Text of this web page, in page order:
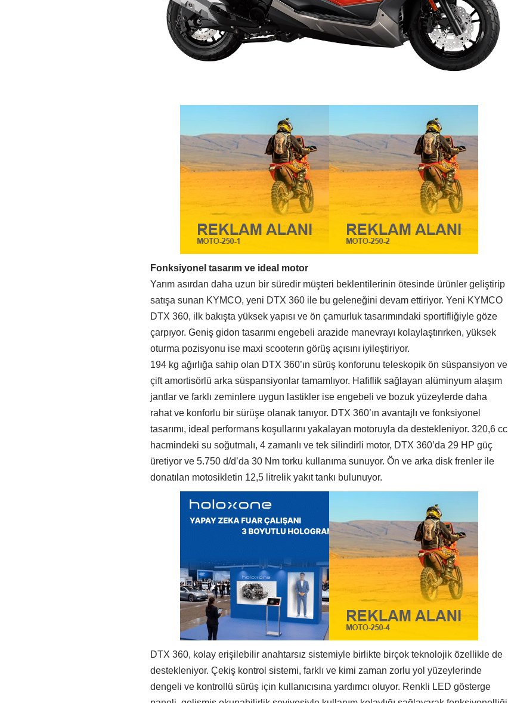
Fonksiyonel tasarım ve ideal motor
Yarım asırdan daha uzun bir süredir müşteri beklentilerinin ötesinde ürünler geliştirip
satışa sunan KYMCO, yeni DTX 360 ile bu geleneğini devam ettiriyor. Yeni KYMCO
DTX 360, ilk bakışta yüksek yapısı ve ön çamurluk tasarımındaki sportifliğiyle göze
çarpıyor. Geniş gidon tasarımı engebeli arazide manevrayı kolaylaştırırken, yüksek
oturma pozisyonu ise maxi scooterın görüş açısını iyileştiriyor.
194 kg ağırlığa sahip olan DTX 360’ın sürüş konforunu teleskopik ön süspansiyon ve
çift amortisörlü arka süspansiyonlar tamamlıyor. Hafiflik sağlayan alüminyum alaşım
jantlar ve farklı zeminlere uygun lastikler ise engebeli ve bozuk yüzeylerde daha
rahat ve konforlu bir sürüşe olanak tanıyor. DTX 360’ın avantajlı ve fonksiyonel
tasarımı, ideal performans koşullarını yakalayan motoruyla da destekleniyor. 320,6 cc
hacmindeki su soğutmalı, 4 zamanlı ve tek silindirli motor, DTX 360’da 29 HP güç
üretiyor ve 5.750 d/d’da 30 Nm torku kullanıma sunuyor. Ön ve arka disk frenler ile
donatılan motosikletin 12,5 litrelik yakıt tankı bulunuyor.
DTX 360, kolay erişilebilir anahtarsız sistemiyle birlikte birçok teknolojik özellikle de
destekleniyor. Çekiş kontrol sistemi, farklı ve kimi zaman zorlu yol yüzeylerinde
dengeli ve kontrollü sürüş için kullanıcısına yardımcı oluyor. Renkli LED gösterge